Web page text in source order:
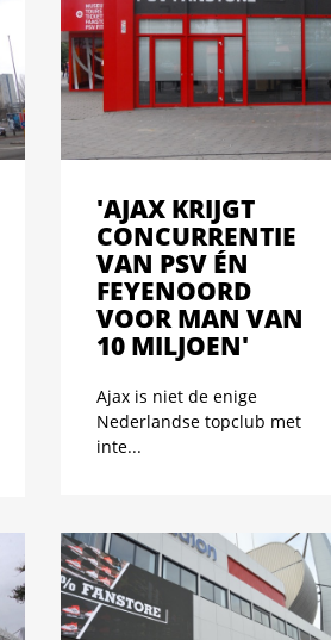
'AJAX KRIJGT
CONCURRENTIE
VAN PSV ÉN
FEYENOORD
VOOR MAN VAN
10 MILJOEN'
Ajax is niet de enige
Nederlandse topclub met
inte...